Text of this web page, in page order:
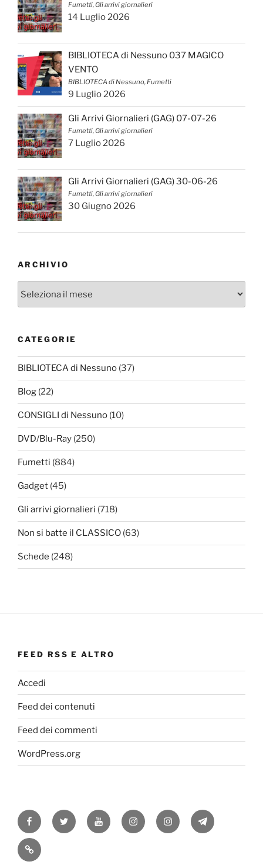
Fumetti, Gli arrivi giornalieri
14 Luglio 2026
BIBLIOTECA di Nessuno 037 MAGICO
VENTO
BIBLIOTECA di Nessuno, Fumetti
9 Luglio 2026
Gli Arrivi Giornalieri (GAG) 07-07-26
Fumetti, Gli arrivi giornalieri
7 Luglio 2026
Gli Arrivi Giornalieri (GAG) 30-06-26
Fumetti, Gli arrivi giornalieri
30 Giugno 2026
ARCHIVIO
CATEGORIE
BIBLIOTECA di Nessuno (37)
Blog (22)
CONSIGLI di Nessuno (10)
DVD/Blu-Ray (250)
Fumetti (884)
Gadget (45)
Gli arrivi giornalieri (718)
Non si batte il CLASSICO (63)
Schede (248)
FEED RSS E ALTRO
Accedi
Feed dei contenuti
Feed dei commenti
WordPress.org
FacebookTwitter YoutubeInstagramInstagramTelegram
RSS